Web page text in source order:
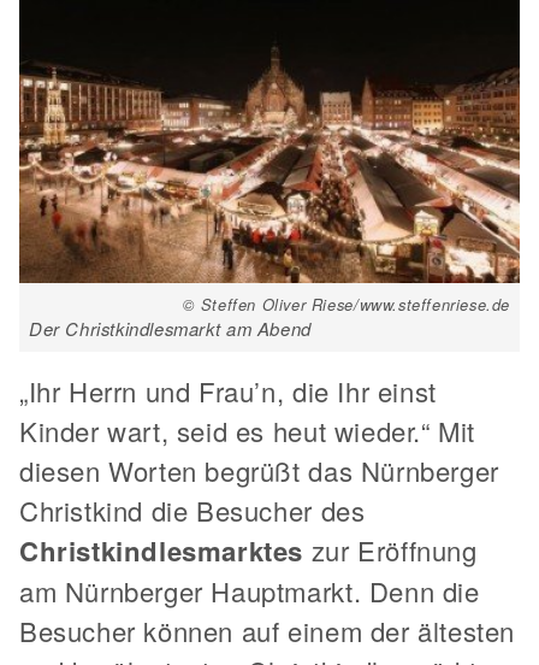
© Steffen Oliver Riese/www.steffenriese.de
Der Christkindlesmarkt am Abend
„Ihr Herrn und Frau’n, die Ihr einst
Kinder wart, seid es heut wieder.“ Mit
diesen Worten begrüßt das Nürnberger
Christkind die Besucher des
Christkindlesmarktes zur Eröffnung
am Nürnberger Hauptmarkt. Denn die
Besucher können auf einem der ältesten